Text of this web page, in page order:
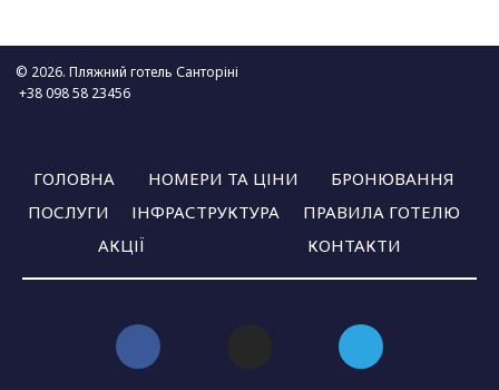
© 2026. Пляжний готель Санторіні
+38 098 58 23456
ГОЛОВНА НОМЕРИ ТА ЦІНИ
БРОНЮВАННЯ
ПОСЛУГИ
ІНФРАСТРУКТУРА
ПРАВИЛА ГОТЕЛЮ
АКЦІЇ
КОНТАКТИ